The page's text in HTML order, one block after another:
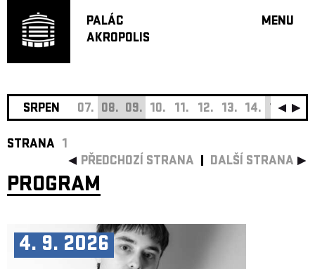
PALÁC
AKROPOLIS
MENU
JAZZ
HUDBA
SRPEN 07. 08. 09. 10. 11. 12. 13. 14. 15. 16.
STRANA 1
PŘEDCHOZÍ STRANA
DALŠÍ STRANA
PROGRAM
4. 9. 2026